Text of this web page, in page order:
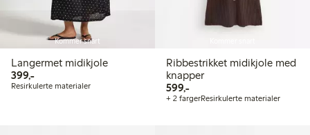
Kommer snart
Langermet midikjole
399,-399,00 kr
Resirkulerte materialer
Ribbestrikket midikjole med
knapper
599,-599,00 kr
+ 2 fargerResirkulerte materialer